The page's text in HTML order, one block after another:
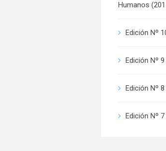
Humanos
Edición Nº
Edición Nº
Edición Nº
Edición Nº